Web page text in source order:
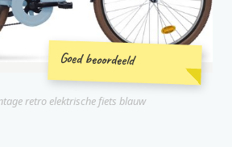
Goed beoordeeld
retro elektrische fiets blauw